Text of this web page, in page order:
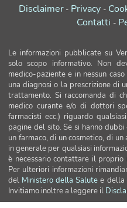
Disclaimer- Privacy -
Contatti -
Le informazioni pubblicate su
solo scopo informativo. Non
medico-paziente e in nessun
una diagnosi o la prescrizione di
trattamento. Si raccomanda di
medico curante e/o di dottori
farmacisti ecc.) riguardo
pagine del sito. Se si hanno
un farmaco, di un cosmetico, di
in generale per qualsiasi
è necessario contattare il
Per ulteriori informazioni
del Ministero della Salute e della
Invitiamo inoltre a leggere il